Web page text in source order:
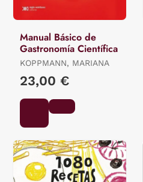
Manual Básico de
Gastronomía Científica
KOPPMANN, MARIANA
23,00 €